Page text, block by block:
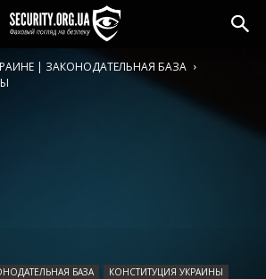
| ЗАКОНОДАТЕЛЬНАЯ БАЗА
БАЗА КОНСТИТУЦИЯ УКРАИНЫ